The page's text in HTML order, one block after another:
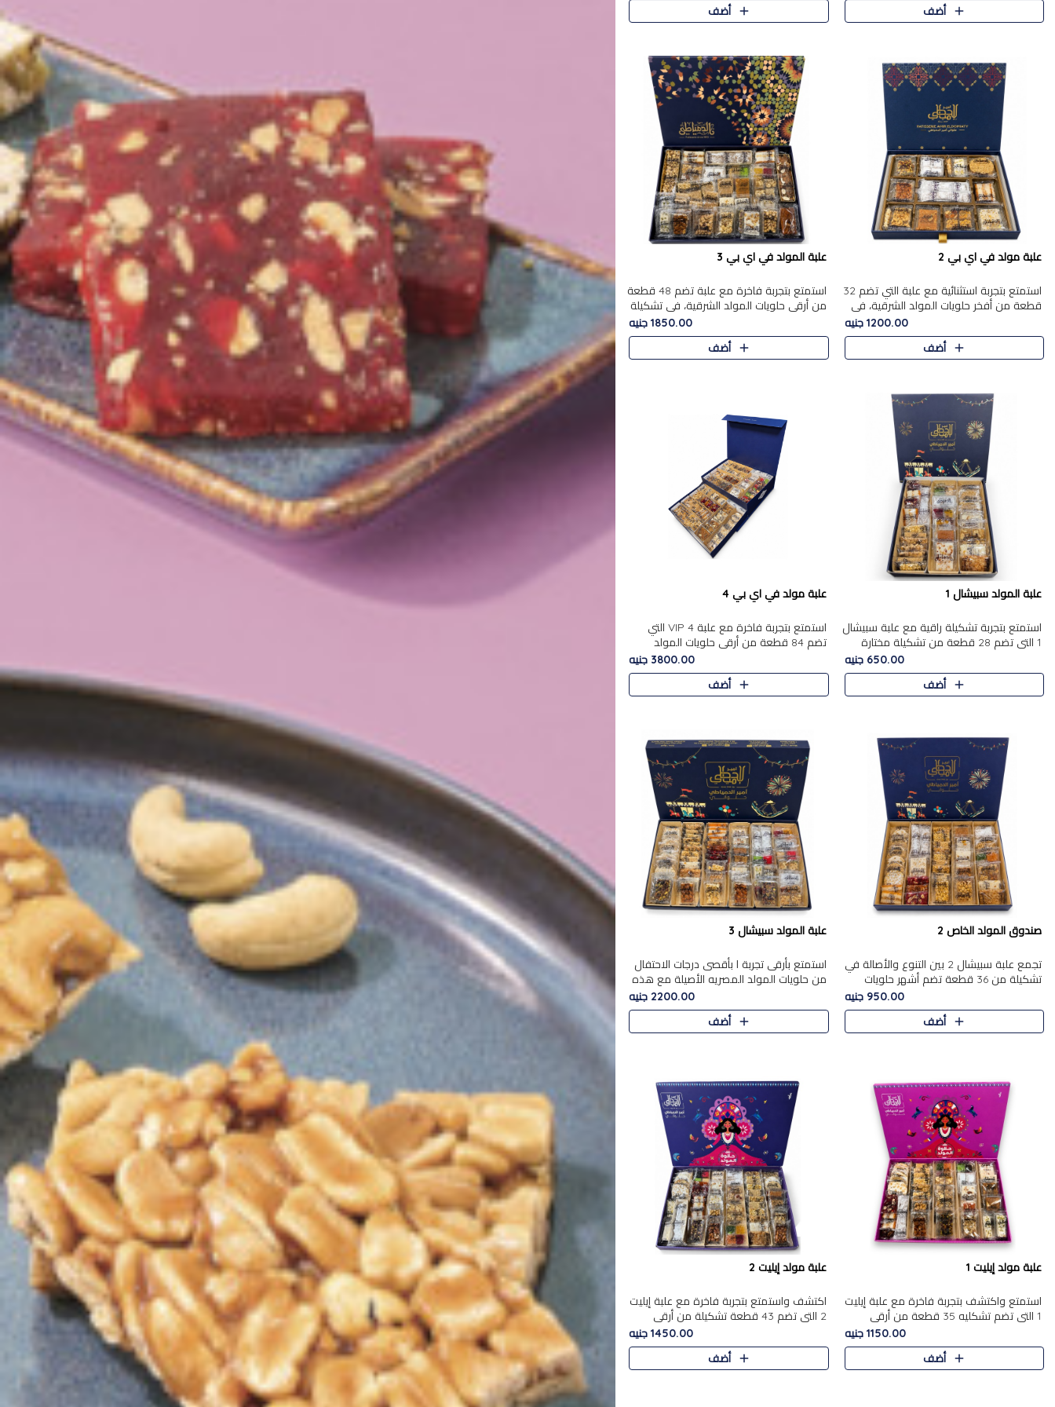
أضف
أضف
علبة مولد في اي بي 2
استمتع بتجربة استثنائية مع علبة التي تضم 32
قطعة من أفخر حلويات المولد الشرقية، في
تشكيلة تجمع بين الأصالة والاختيارات الفاخرة.
تحتوي العلبة..
1200.00 جنيه
أضف
علبة المولد في اي بي 3
استمتع بتجربة فاخرة مع علبة تضم 48 قطعة
من أرقى حلويات المولد الشرقية، في تشكيلة
تجمع بين الأصناف التقليدية الفاخرة
والاختيارات الغنية بالم..
1850.00 جنيه
أضف
علبة المولد سبيشال 1
استمتع بتجربة تشكيلة راقية مع علبة سبيشال
1 التي تضم 28 قطعة من تشكيلة مختارة
بعناية من أفخر حلويات المولد المصرية
الأصلية الشرقية. تحتوي ال..
650.00 جنيه
أضف
علبة مولد في اي بي 4
استمتع بتجربة فاخرة مع علبة VIP 4 التي
تضم 84 قطعة من أرقى حلويات المولد
الشرقية، في تشكيلة غنية تجمع بين الحلويات
التقليدية والمكسرات الفاخرة. تحتوي العلبة
3800.00 جنيه
أضف
صندوق المولد الخاص 2
تجمع علبة سبيشال 2 بين التنوع والأصالة في
تشكيلة من 36 قطعة تضم أشهر حلويات
المولد الشرقية. تحتوي العلبة على الجزرية
بالفول، والجزرية بالبن..
950.00 جنيه
أضف
علبة المولد سبيشال 3
استمتع بأرقى تجربة ا بأقصى درجات الاحتفال
من حلويات المولد المصريه الأصيلة مع هذه
الفخامة مع علبة سبيشال 3 التي تضم 56
قطعة من تشكيلة استثن..
2200.00 جنيه
أضف
علبة مولد إيليت 1
استمتع واكتشف بتجربة فاخرة مع علبة إيليت
1 التي تضم تشكليه 35 قطعة من أرقى
حلويات المولد المصري الأصيلة ,معروضة
بشكل جميل في علبة أنيقة ، في..
1150.00 جنيه
أضف
علبة مولد إيليت 2
اكتشف واستمتع بتجربة فاخرة مع علبة إيليت
2 التي تضم 43 قطعة تشكيلة من أرقى
حلويات المولد الشرقية المصرية الأصيلة
,معروضة بشكل جميل في علبة أ..
1450.00 جنيه
أضف